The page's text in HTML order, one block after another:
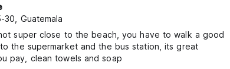
30, Guatemala
super close to the beach, you have to walk a good
the supermarket and the bus station, its great
pay, clean towels and soap